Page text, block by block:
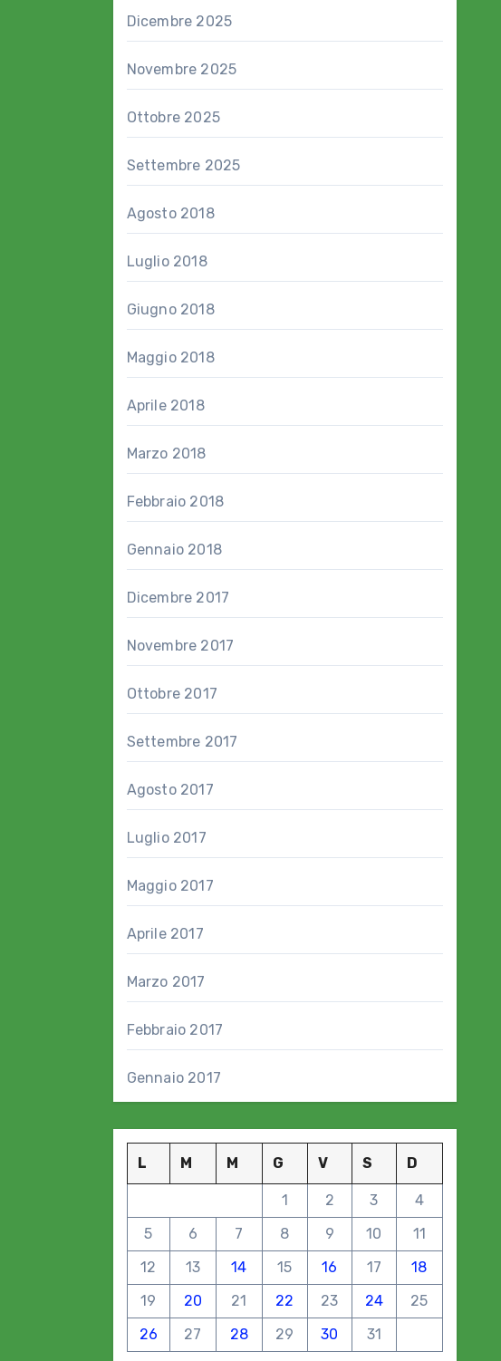
Dicembre 2025
Novembre 2025
Ottobre 2025
Settembre 2025
Agosto 2018
Luglio 2018
Giugno 2018
Maggio 2018
Aprile 2018
Marzo 2018
Febbraio 2018
Gennaio 2018
Dicembre 2017
Novembre 2017
Ottobre 2017
Settembre 2017
Agosto 2017
Luglio 2017
Maggio 2017
Aprile 2017
Marzo 2017
Febbraio 2017
Gennaio 2017
L M M G V S D
1 2 3
4
5
6 7 8 9 10
11
12
13 14 15 16 17
18
19
20 21 22 23 24
25
26
27 28 29 30 31